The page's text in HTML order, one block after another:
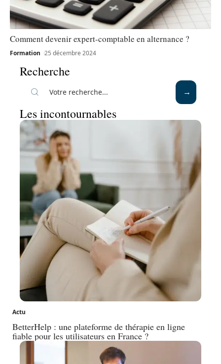
Comment devenir expert-comptable en alternance ?
Formation 25 décembre 2024
Recherche
Les incontournables
Actu
BetterHelp : une plateforme de thérapie en ligne
fiable pour les utilisateurs en France ?